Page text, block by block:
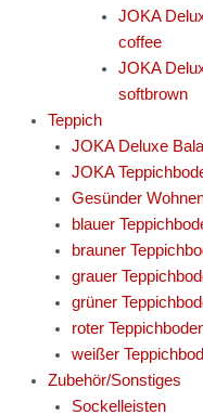
JOKA
coffee
JOKA
softbrown
Teppich
JOKA Deluxe
JOKA
Gesünder
blauer
brauner
grauer
grüner
roter
weißer
Zubehör/Sonstiges
Sockelleisten